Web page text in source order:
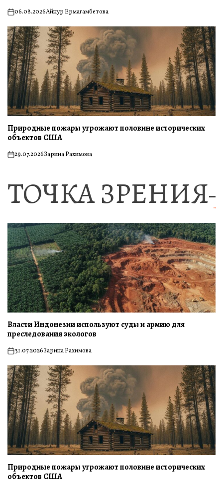
on06.08.2026Айнур Ермагамбетова
Природные пожары угрожают половине исторических
объектов США
on29.07.2026Зарина Рахимова
ТОЧКА ЗРЕНИЯ
Власти Индонезии используют суды и армию для
преследования экологов
on31.07.2026Зарина Рахимова
Природные пожары угрожают половине исторических
объектов США